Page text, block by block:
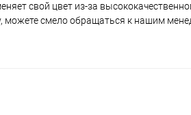
свой цвет из-за
можете смело обращаться к нашим